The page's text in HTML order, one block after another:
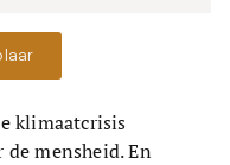
klimaatcrisis
mensheid. En